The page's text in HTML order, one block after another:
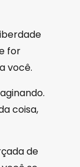
for
você.
coisa,
de